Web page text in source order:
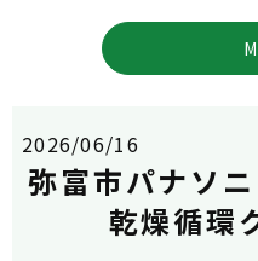
2026/06/16
弥富市パナソ
乾燥循環